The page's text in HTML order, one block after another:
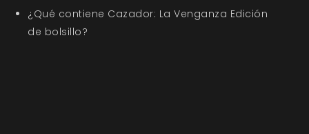
¿Qué contiene Cazador: La Venganza Edición
de bolsillo?